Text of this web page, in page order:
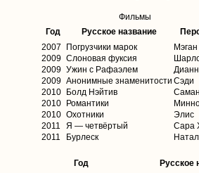
Фильмы
Год
Русское название
2007
Погрузчики марок
Мэган
2009 Слоновая фуксия
2009 Ужин с Рафаэлем
2009 Анонимные знаменитости Сэди
2010
Болд Нэйтив
2010
Романтики
2010 Охотники
Элис
2011
Я — четвёртый
Сара
2011
Бурлеск
Год
Русское